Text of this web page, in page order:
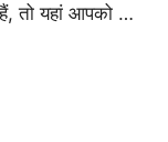
हैं, तो यहां आपको …